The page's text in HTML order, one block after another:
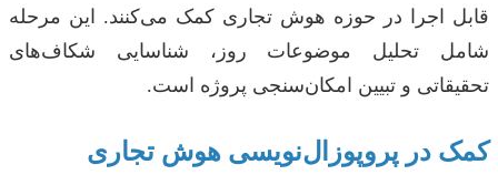
قابل اجرا در حوزه هوش تجاری کمک می‌کنند. این مرحله
شامل تحلیل موضوعات روز، شناسایی شکاف‌های
تحقیقاتی و تبیین امکان‌سنجی پروژه است.
کمک در پروپوزال‌نویسی هوش تجاری